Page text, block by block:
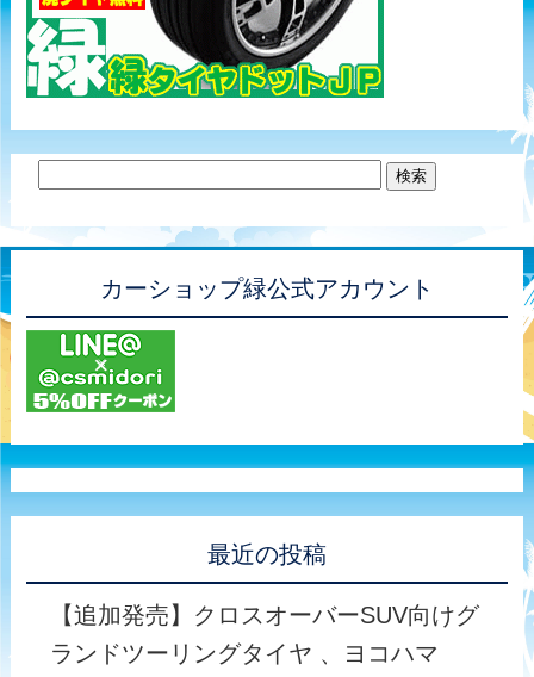
カーショップ緑公式アカウント
最近の投稿
【追加発売】クロスオーバーSUV向けグ
ランドツーリングタイヤ 、ヨコハマ